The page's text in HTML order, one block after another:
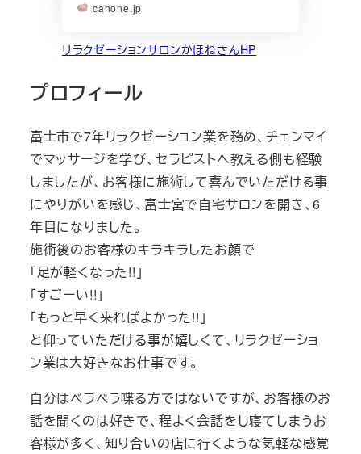
cahone.jp
リラクゼーションサロンかほねさんHP
プロフィール
富士市で7年リラクゼーション業を務め、チェンマイ
でマッサージを学び、セラピストへ教える側も経験
しましたが、お客様に施術して喜んでいただける事
にやりがいを感じ、富士宮で自宅サロンを開き、6
年目になりました。
施術後のお客様のキラキラしたお顔で
「足が軽くなった!!」
「すごーい!!」
「もっと早く来ればよかった!!」
と仰っていただける事が嬉しくて、リラクゼーショ
ン業は大好きなお仕事です。
自分はベラベラ喋る方ではないですが、お客様のお
話を聞くのは好きで、程よく会話をし寝てしまうお
客様が多く、知り合いの店に行くような気軽な感覚